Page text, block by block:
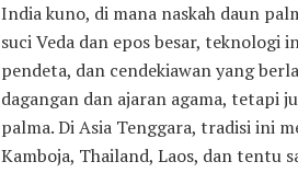
India kuno, di mana naskah daun
suci Veda dan epos besar, teknologi
pendeta, dan cendekiawan yang
dagangan dan ajaran agama, tetapi
palma. Di Asia Tenggara, tradisi ini
Kamboja, Thailand, Laos, dan tentu